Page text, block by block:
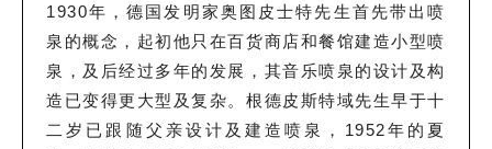
1930年，德国发明家奥图皮士特先生首先带出喷
泉的概念，起初他只在百货商店和餐馆建造小型喷
泉，及后经过多年的发展，其音乐喷泉的设计及构
造已变得更大型及复杂。根德皮斯特域先生早于十
二岁已跟随父亲设计及建造喷泉，1952年的夏